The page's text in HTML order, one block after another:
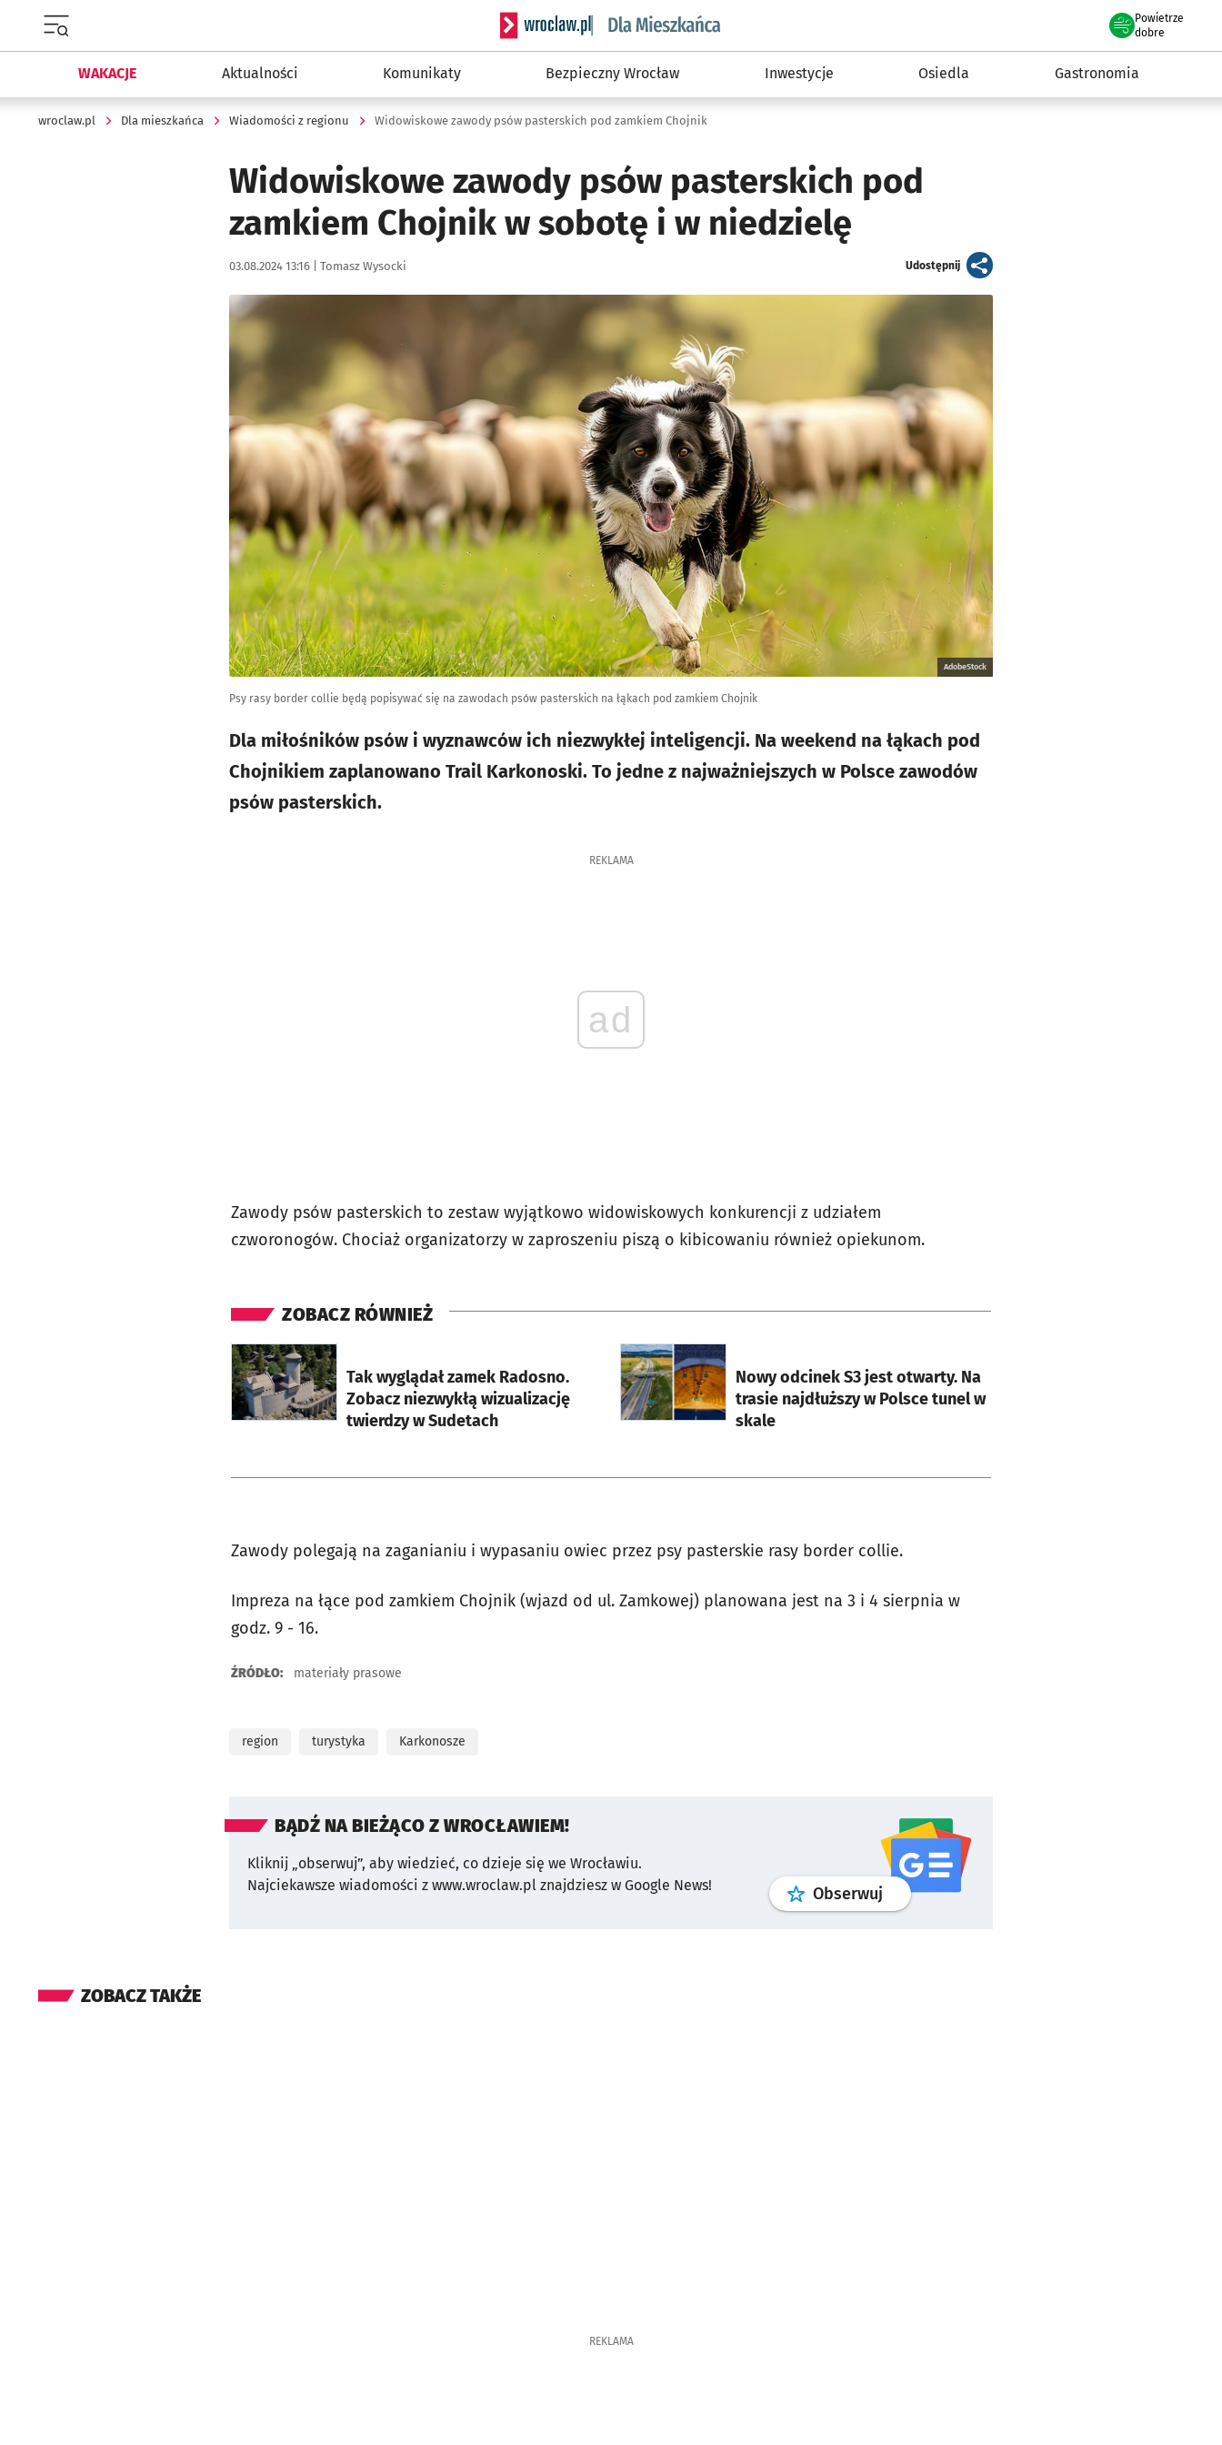
Serwis informacyjny wroclaw.pl podserwis: Dla mieszkańca
Powietrze
we Wrocławiu
dobre
WAKACJE Aktualności Komunikaty Bezpieczny Wrocław Inwestycje Osiedla Gastronomia
wroclaw.pl Dla mieszkańca Wiadomości z regionu Widowiskowe zawody psów pasterskich pod zamkiem Chojnik
Widowiskowe zawody psów pasterskich pod
zamkiem Chojnik w sobotę i w niedzielę
Data publikacji:
03.08.2024 13:16 | Autor:
Tomasz Wysocki Udostępnijartykuł
Kliknij, aby powiększyć
AdobeStock
Psy rasy border collie będą popisywać się na zawodach psów pasterskich na łąkach pod zamkiem Chojnik
Dla miłośników psów i wyznawców ich niezwykłej inteligencji. Na weekend na łąkach pod
Chojnikiem zaplanowano Trail Karkonoski. To jedne z najważniejszych w Polsce zawodów
psów pasterskich.
REKLAMA
ad
Zawody psów pasterskich to zestaw wyjątkowo widowiskowych konkurencji z udziałem
czworonogów. Chociaż organizatorzy w zaproszeniu piszą o kibicowaniu również opiekunom.
ZOBACZ RÓWNIEŻ
Tak wyglądał zamek Radosno.
Zobacz niezwykłą wizualizację
twierdzy w Sudetach
otworzy się w nowej karcie
Nowy odcinek S3 jest otwarty. Na
trasie najdłuższy w Polsce tunel w
skale
otworzy się w nowej karcie
Zawody polegają na zaganianiu i wypasaniu owiec przez psy pasterskie rasy border collie.
Impreza na łące pod zamkiem Chojnik (wjazd od ul. Zamkowej) planowana jest na 3 i 4 sierpnia w
godz. 9 - 16.
ŹRÓDŁO: materiały prasowe
region turystyka Karkonosze
BĄDŹ NA BIEŻĄCO Z WROCŁAWIEM!
Kliknij „obserwuj”, aby wiedzieć, co dzieje się we Wrocławiu.
Najciekawsze wiadomości z www.wroclaw.pl znajdziesz w Google News!
Obserwuj profilgoogle news
ZOBACZ TAKŻE
REKLAMA